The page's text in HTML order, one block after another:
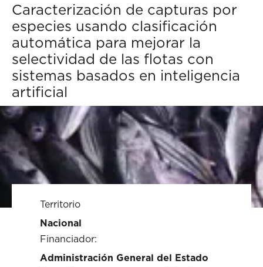
Caracterización de capturas por
especies usando clasificación
automática para mejorar la
selectividad de las flotas con
sistemas basados en inteligencia
artificial
Territorio
Nacional
Financiador:
Administración General del Estado